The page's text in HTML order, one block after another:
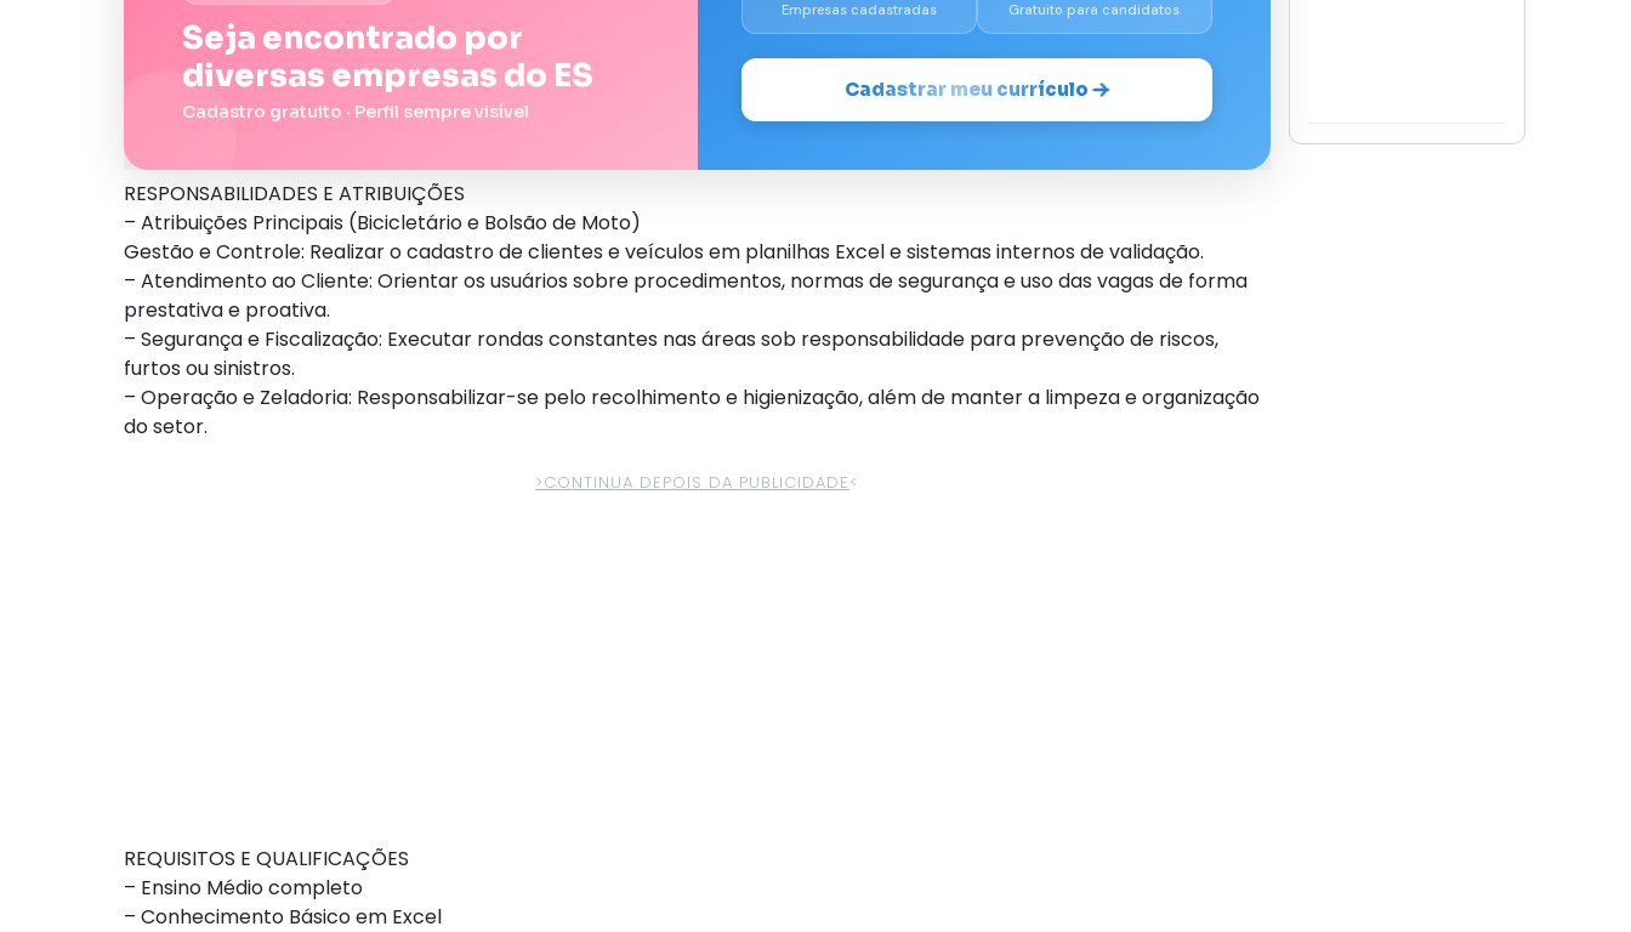
Seja encontrado por
diversas empresas do ES
Cadastro gratuito · Perfil sempre visível
Empresas cadastradas Gratuito para candidatos
Cadastrar meu currículo
RESPONSABILIDADES E ATRIBUIÇÕES
– Atribuições Principais (Bicicletário e Bolsão de Moto)
Gestão e Controle: Realizar o cadastro de clientes e veículos em planilhas Excel e sistemas internos de validação.
– Atendimento ao Cliente: Orientar os usuários sobre procedimentos, normas de segurança e uso das vagas de forma
prestativa e proativa.
– Segurança e Fiscalização: Executar rondas constantes nas áreas sob responsabilidade para prevenção de riscos,
furtos ou sinistros.
– Operação e Zeladoria: Responsabilizar-se pelo recolhimento e higienização, além de manter a limpeza e organização
do setor.
>CONTINUA DEPOIS DA PUBLICIDADE<
REQUISITOS E QUALIFICAÇÕES
– Ensino Médio completo
– Conhecimento Básico em Excel